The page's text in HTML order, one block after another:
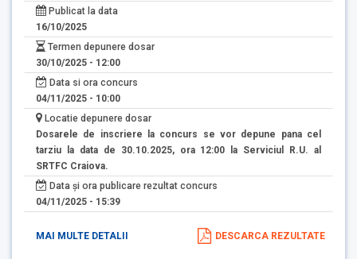
Publicat la data
16/10/2025
Termen depunere dosar
30/10/2025 - 12:00
Data si ora concurs
04/11/2025 - 10:00
Locatie depunere dosar
Dosarele de inscriere la concurs se vor depune pana cel
tarziu la data de 30.10.2025, ora 12:00 la Serviciul R.U. al
SRTFC Craiova.
Data și ora publicare rezultat concurs
04/11/2025 - 15:39
MAI MULTE DETALII DESCARCA REZULTATE